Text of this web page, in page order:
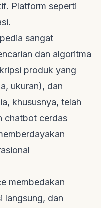
Platform seperti
sangat
dan algoritma
produk yang
ukuran), dan
khususnya, telah
chatbot cerdas
membedakan
langsung, dan